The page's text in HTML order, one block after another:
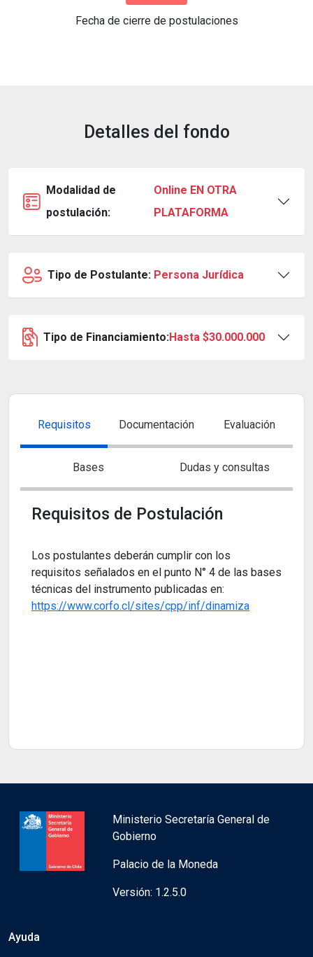
Fecha de cierre de postulaciones
Detalles del fondo
Modalidad de
postulación:
Online EN OTRA
PLATAFORMA
Tipo de Postulante: Persona Jurídica
Tipo de Financiamiento:Hasta $30.000.000
Requisitos Documentación Evaluación
Bases Dudas y consultas
Requisitos de Postulación
Los postulantes deberán cumplir con los
requisitos señalados en el punto N° 4 de las bases
técnicas del instrumento publicadas en:
https://www.corfo.cl/sites/cpp/inf/dinamiza
Ministerio Secretaría General de
Gobierno
Palacio de la Moneda
Versión: 1.2.5.0
Ayuda